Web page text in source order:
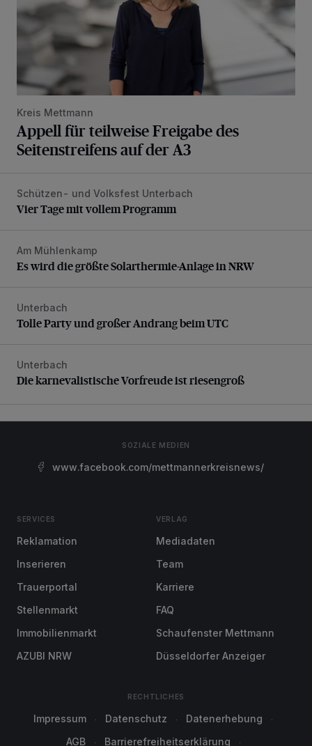
Kreis Mettmann
Appell für teilweise Freigabe des
Seitenstreifens auf der A3
Vier Tage mit vollem Programm
Schützen- und Volksfest Unterbach
Vier Tage mit vollem Programm
Es wird die größte Solarthermie-Anlage in NRW
Am Mühlenkamp
Es wird die größte Solarthermie-Anlage in NRW
Tolle Party und großer Andrang beim UTC
Unterbach
Tolle Party und großer Andrang beim UTC
Die karnevalistische Vorfreude ist riesengroß
Unterbach
Die karnevalistische Vorfreude ist riesengroß
SOZIALE MEDIEN
www.facebook.com/mettmannerkreisnews/
SERVICES
Reklamation
Inserieren
Trauerportal
Stellenmarkt
Immobilienmarkt
AZUBI NRW
VERLAG
Mediadaten
Team
Karriere
FAQ
Schaufenster Mettmann
Düsseldorfer Anzeiger
RECHTLICHES
Impressum Datenschutz
Datenerhebung
AGB
Barrierefreiheitserklärung